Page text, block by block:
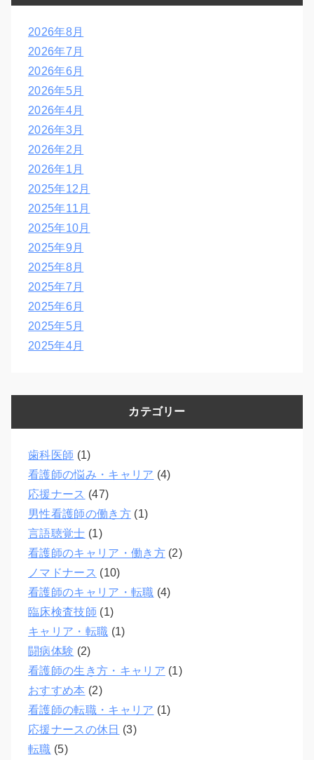
2026年8月
2026年7月
2026年6月
2026年5月
2026年4月
2026年3月
2026年2月
2026年1月
2025年12月
2025年11月
2025年10月
2025年9月
2025年8月
2025年7月
2025年6月
2025年5月
2025年4月
カテゴリー
歯科医師 (1)
看護師の悩み・キャリア (4)
応援ナース (47)
男性看護師の働き方(1)
言語聴覚士 (1)
看護師のキャリア・働き方(2)
ノマドナース (10)
看護師のキャリア・転職 (4)
臨床検査技師 (1)
キャリア・転職 (1)
闘病体験 (2)
看護師の生き方・キャリア (1)
おすすめ本 (2)
看護師の転職・キャリア (1)
応援ナースの休日 (3)
転職 (5)